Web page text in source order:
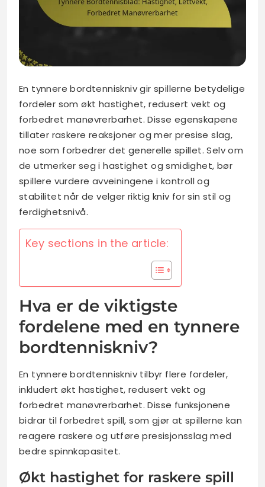
En tynnere bordtenniskniv gir spillerne betydelige
fordeler som økt hastighet, redusert vekt og
forbedret manøvrerbarhet. Disse egenskapene
tillater raskere reaksjoner og mer presise slag,
noe som forbedrer det generelle spillet. Selv om
de utmerker seg i hastighet og smidighet, bør
spillere vurdere avveiningene i kontroll og
stabilitet når de velger riktig kniv for sin stil og
ferdighetsnivå.
Key sections in the article:
Hva er de viktigste
fordelene med en tynnere
bordtenniskniv?
En tynnere bordtenniskniv tilbyr flere fordeler,
inkludert økt hastighet, redusert vekt og
forbedret manøvrerbarhet. Disse funksjonene
bidrar til forbedret spill, som gjør at spillerne kan
reagere raskere og utføre presisjonsslag med
bedre spinnkapasitet.
Økt hastighet for raskere spill